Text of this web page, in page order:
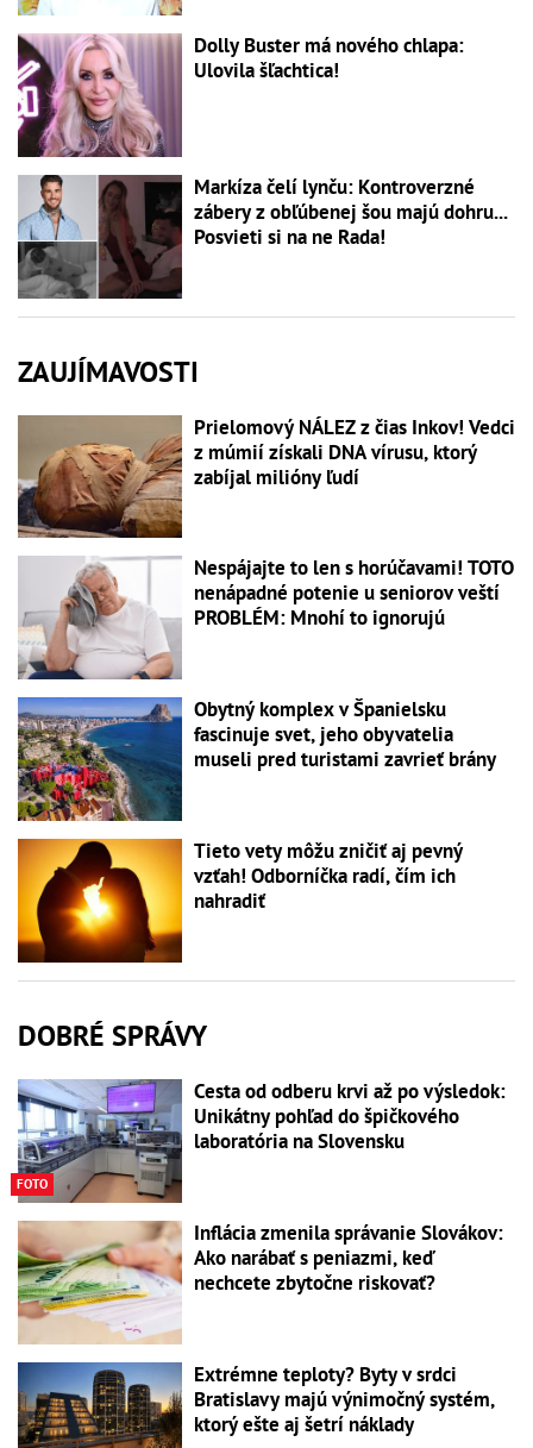
Dolly Buster má nového chlapa:
Ulovila šľachtica!
Markíza čelí lynču: Kontroverzné
zábery z obľúbenej šou majú dohru...
Posvieti si na ne Rada!
ZAUJÍMAVOSTI
Prielomový NÁLEZ z čias Inkov! Vedci
z múmií získali DNA vírusu, ktorý
zabíjal milióny ľudí
Nespájajte to len s horúčavami! TOTO
nenápadné potenie u seniorov veští
PROBLÉM: Mnohí to ignorujú
Obytný komplex v Španielsku
fascinuje svet, jeho obyvatelia
museli pred turistami zavrieť brány
Tieto vety môžu zničiť aj pevný
vzťah! Odborníčka radí, čím ich
nahradiť
DOBRÉ SPRÁVY
FOTO
Cesta od odberu krvi až po výsledok:
Unikátny pohľad do špičkového
laboratória na Slovensku
Inflácia zmenila správanie Slovákov:
Ako narábať s peniazmi, keď
nechcete zbytočne riskovať?
Extrémne teploty? Byty v srdci
Bratislavy majú výnimočný systém,
ktorý ešte aj šetrí náklady